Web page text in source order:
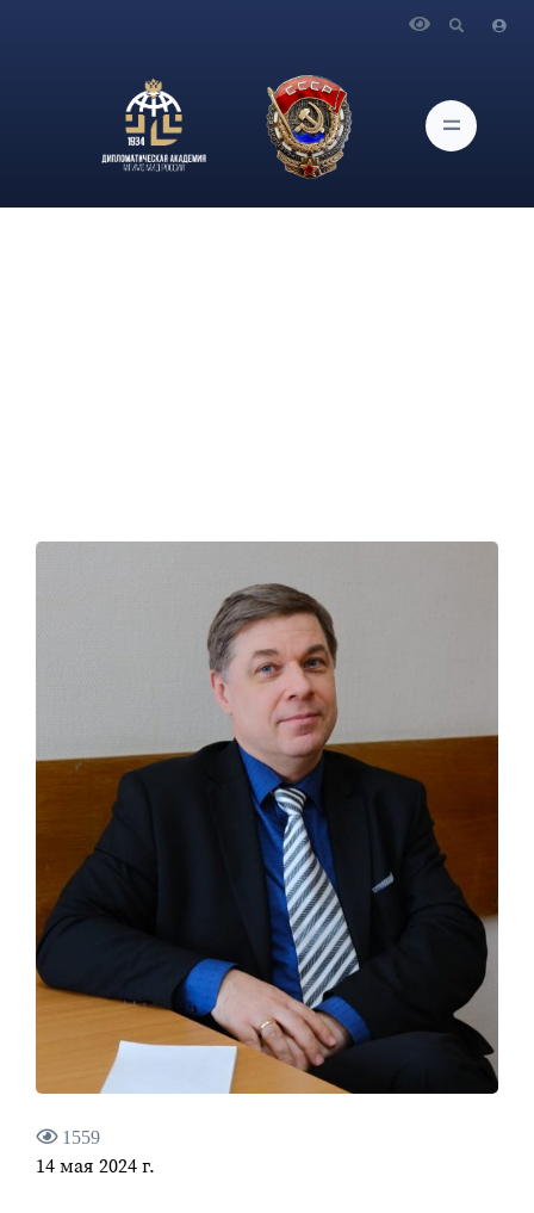
политической философии Дипломатической академии МИД
России С.С.Жильцова «Центральная Азия формирует новые
маршруты для поставок углеводородов» опубликована на
сайте «Независимой газеты»
1559
14 мая 2024 г.